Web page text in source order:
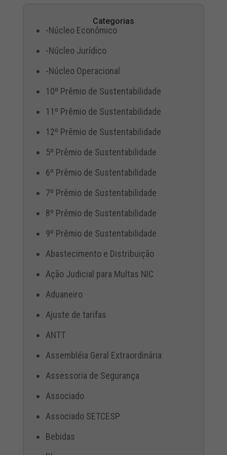
Categorias
-Núcleo Econômico
-Núcleo Jurídico
-Núcleo Operacional
10º Prêmio de Sustentabilidade
11º Prêmio de Sustentabilidade
12º Prêmio de Sustentabilidade
5º Prêmio de Sustentabilidade
6º Prêmio de Sustentabilidade
7º Prêmio de Sustentabilidade
8º Prêmio de Sustentabilidade
9º Prêmio de Sustentabilidade
Abastecimento e Distribuição
Ação Judicial para Multas NIC
Aduaneiro
Ajuste de tarifas
ANTT
Assembléia Geral Extraordinária
Assessoria de Segurança
Associado
Associado SETCESP
Bebidas